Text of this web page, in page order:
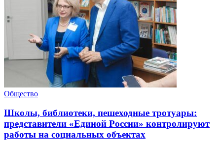
Общество
Школы, библиотеки, пешеходные тротуары:
представители «Единой России» контролируют
работы на социальных объектах